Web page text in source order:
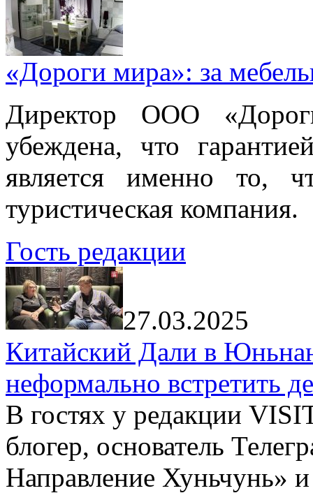
«Дороги мира»: за
Директор ООО
убеждена, что
является именно то,
туристическая компания.
Гость редакции
27.03.2025
Китайский Дали в
неформально встретить
В гостях у редакции
блогер, основатель
Направление Хуньчунь»